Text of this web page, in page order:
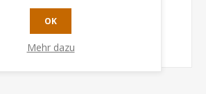
• 2 Farbwürfel
• 4 Spielermarker
• 16 Aufkleber
• Anleitung
OK
Mehr dazu